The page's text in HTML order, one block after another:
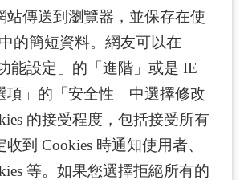
站傳送到瀏覽器，並保存在使
的簡短資料。網友可以在
能設定」的「進階」或是 IE
項」的「安全性」中選擇修改
的接受程度，包括接受所有
收到 Cookies 時通知使用者、
等。如果您選擇拒絕所有的